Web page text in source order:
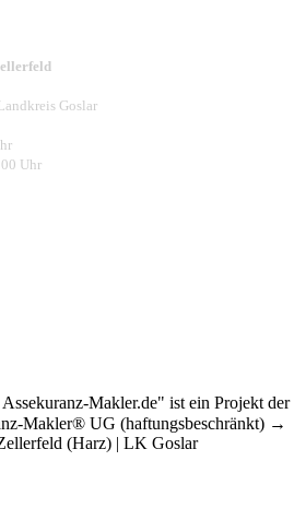
Goslar
Uhr
Makler.de" ist ein Projekt der
Makler® UG (haftungsbeschränkt) →
(Harz) | LK Goslar